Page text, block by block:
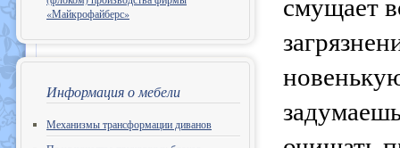
«Майкрофайберс»
Информация о мебели
Механизмы трансформации диванов